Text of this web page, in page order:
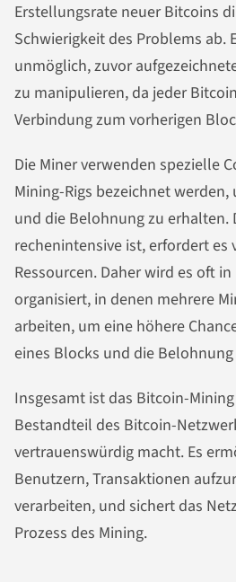
Erstellungsrate neuer Bitcoins
Schwierigkeit des Problems ab.
unmöglich, zuvor
zu manipulieren, da jeder
Verbindung zum vorherigen
Die Miner verwenden spezielle
Mining-Rigs bezeichnet
und die Belohnung zu erhalten.
rechenintensive ist, erfordert es
Ressourcen. Daher wird es oft
organisiert, in denen mehrere
arbeiten, um eine höhere
eines Blocks und die
Insgesamt ist das Bitcoin-
Bestandteil des Bitcoin-
vertrauenswürdig macht. Es
Benutzern, Transaktionen
verarbeiten, und sichert das
Prozess des Mining.